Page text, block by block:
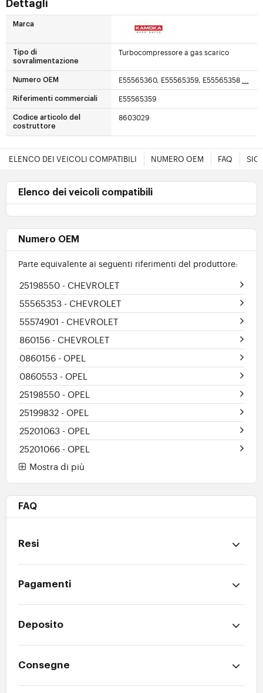
Dettagli
Marca
Tipo di
sovralimentazione
Turbocompressore a gas scarico
Numero OEM E55565360, E55565359, E55565358 ...
Riferimenti commerciali E55565359
Codice articolo del
costruttore
8603029
ELENCO DEI VEICOLI COMPATIBILI NUMERO OEM FAQ
Elenco dei veicoli compatibili
Numero OEM
Parte equivalente ai seguenti riferimenti del produttore:
25198550 - CHEVROLET
55565353 - CHEVROLET
55574901 - CHEVROLET
860156 - CHEVROLET
0860156 - OPEL
0860553 - OPEL
25198550 - OPEL
25199832 - OPEL
25201063 - OPEL
25201066 - OPEL
Mostra di più
FAQ
Resi
Pagamenti
Deposito
Consegne